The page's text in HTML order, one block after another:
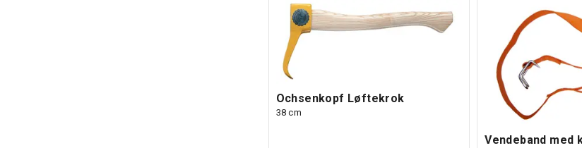
Ochsenkopf Løftekrok
38 cm
Vendeband med